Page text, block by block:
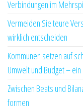
Verbindungen im
Vermeiden Sie teure
wirklich entscheiden
Kommunen setzen auf
Umwelt und Budget –
Zwischen Beats und
formen